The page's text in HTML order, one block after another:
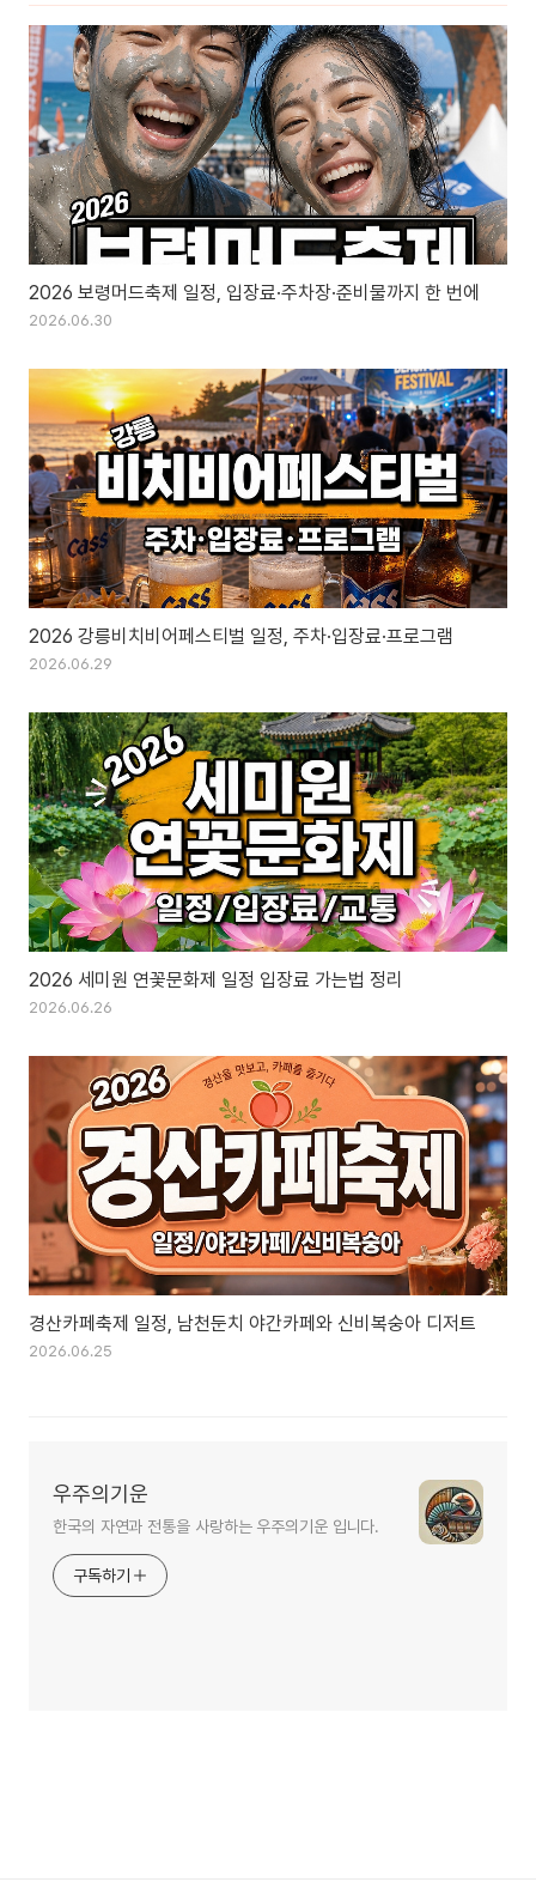
2026 보령머드축제 일정, 입장료·주차장·준비물까지 한 번에
2026.06.30
2026 강릉비치비어페스티벌 일정, 주차·입장료·프로그램
2026.06.29
2026 세미원 연꽃문화제 일정 입장료 가는법 정리
2026.06.26
경산카페축제 일정, 남천둔치 야간카페와 신비복숭아 디저트
2026.06.25
우주의기운
한국의 자연과 전통을 사랑하는 우주의기운 입니다.
구독하기